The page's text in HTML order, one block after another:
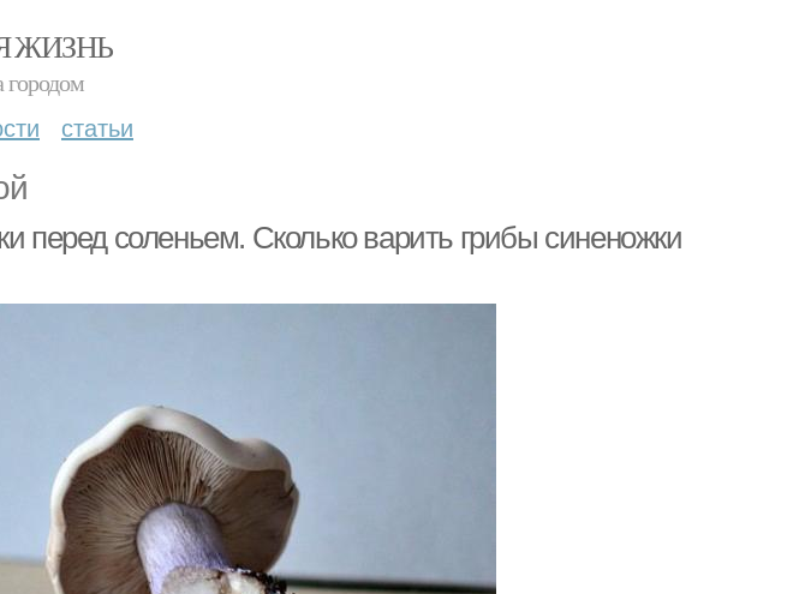
ЖИЗНЬ
городом
статьи
перед соленьем. Сколько варить грибы синеножки